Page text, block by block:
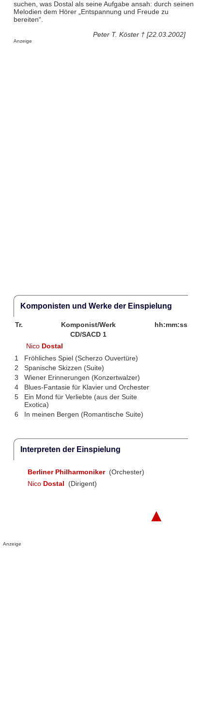
suchen, was Dostal als seine Aufgabe ansah: durch seinen
Melodien dem Hörer „Entspannung und Freude zu
bereiten“.
Peter T. Köster † [22.03.2002]
Anzeige
Komponisten und Werke der Einspielung
Tr. Komponist/Werk
hh:mm:ss
CD/SACD 1
Nico Dostal
1
Fröhliches Spiel (Scherzo Ouvertüre)
2
Spanische Skizzen (Suite)
3
Wiener Erinnerungen (Konzertwalzer)
4
Blues-Fantasie für Klavier und Orchester
5
Ein Mond für Verliebte (aus der Suite
Exotica)
6
In meinen Bergen (Romantische Suite)
Interpreten der Einspielung
Berliner Philharmoniker (Orchester)
Nico Dostal (Dirigent)
▲
Anzeige